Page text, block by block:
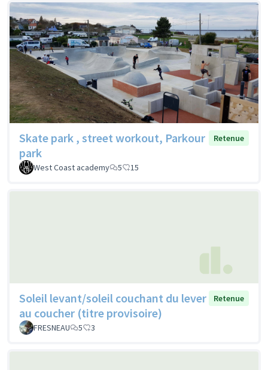
Skate park , street workout, Parkour
park
Retenue
West Coast academy 5 15
Soleil levant/soleil couchant du lever
au coucher (titre provisoire)
Retenue
FRESNEAU 5 3